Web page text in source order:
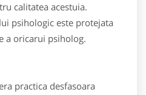
calitatea acestuia.
psihologic este protejata
a oricarui psiholog.
practica desfasoara